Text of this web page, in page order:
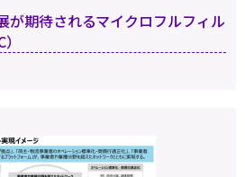
が期待されるマイクロフルフィル